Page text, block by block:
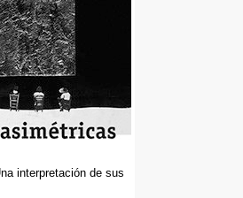
interpretación de sus